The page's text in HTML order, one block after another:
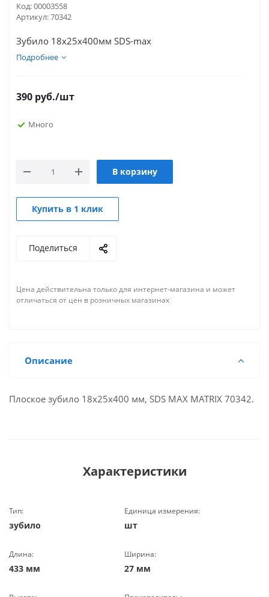
Код:00003558
Артикул:70342
Зубило 18х25х400мм SDS-max
Подробнее
390 руб./шт
Много
В корзину
Купить в 1 клик
Поделиться
Цена действительна только для интернет-магазина и может
отличаться от цен в розничных магазинах
Описание
Плоское зубило 18х25х400 мм, SDS MAX MATRIX 70342.
Характеристики
Тип:
зубило
Единица измерения:
шт
Длина:
433 мм
Ширина:
27 мм